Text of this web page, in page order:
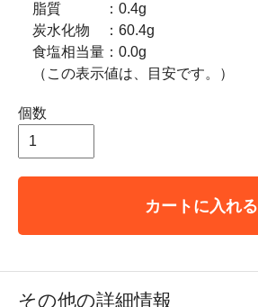
脂質 ：0.4g
炭水化物 ：60.4g
食塩相当量：0.0g
（この表示値は、目安です。）
個数
カートに入れる
その他の詳細情報